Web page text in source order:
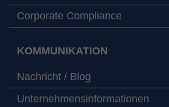
Corporate Compliance
KOMMUNIKATION
Nachricht / Blog
Unternehmensinformationen